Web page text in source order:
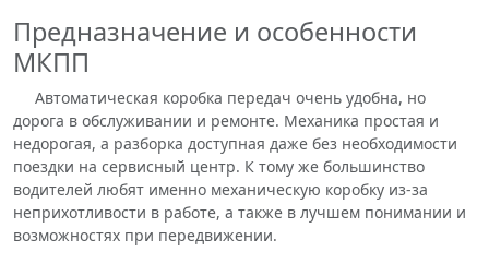
Предназначение и особенности
МКПП
Автоматическая коробка передач очень удобна, но
дорога в обслуживании и ремонте. Механика простая и
недорогая, а разборка доступная даже без необходимости
поездки на сервисный центр. К тому же большинство
водителей любят именно механическую коробку из-за
неприхотливости в работе, а также в лучшем понимании и
возможностях при передвижении.